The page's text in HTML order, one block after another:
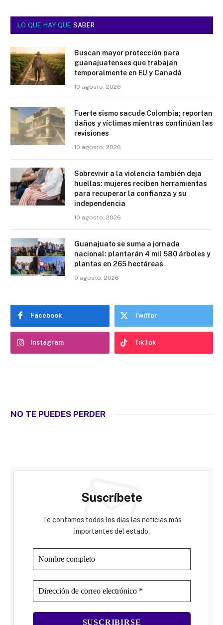
LO QUE HAY QUE SABER
Buscan mayor protección para
guanajuatenses que trabajan
temporalmente en EU y Canadá
10 agosto, 2026
Fuerte sismo sacude Colombia; reportan
daños y víctimas mientras continúan las
revisiones
10 agosto, 2026
Sobrevivir a la violencia también deja
huellas: mujeres reciben herramientas
para recuperar la confianza y su
independencia
10 agosto, 2026
Guanajuato se suma a jornada
nacional: plantarán 4 mil 580 árboles y
plantas en 265 hectáreas
9 agosto, 2026
Facebook Twitter
Instagram TikTok
NO TE PUEDES PERDER
Suscríbete
Te contamos todos los días las noticias más
importantes del estado.